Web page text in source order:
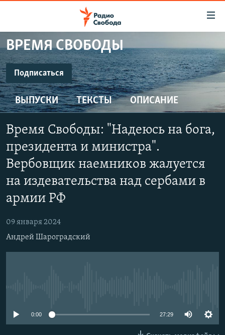
упрощенного
доступа
Вернуться
к
основному
содержанию
Вернутся
главной
навигации
поиску
ПРОГРАММЫ
ПОДКАСТЫ
АВТОРСКИЕ ПРОЕКТЫ
ЦИТАТЫ СВОБОДЫ
МНЕНИЯ
КУЛЬТУРА
IDEL.РЕАЛИИ
КАВКАЗ.РЕАЛИИ
СЕВЕР.РЕАЛИИ
СИБИРЬ.РЕАЛИИ
РАСПИСАНИЕ ВЕЩАНИЯ
ПОДПИШИТЕСЬ НА РАССЫЛКУ
ВРЕМЯ СВОБОДЫ
Подписаться
ПОДПИСАТЬСЯ
SoundCloud
CastBox
YouTube
ВЫПУСКИ ТЕКСТЫ ОПИСАНИЕ
Время Свободы: "Надеюсь на бога,
президента и министра".
Вербовщик наемников жалуется
на издевательства над сербами в
армии РФ
09 января 2024
Андрей Шароградский
0:00 27:29